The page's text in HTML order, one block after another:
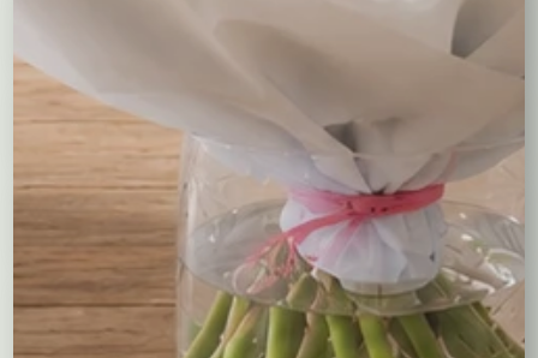
Wybierz kolor
Wybierz długość kwiatów
Kompozycje
Bukiety okolicznościowe